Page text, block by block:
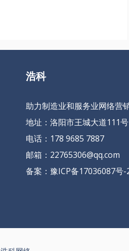
浩科
助力制造业和服务业网络营
地址：洛阳市王城大道111号
电话：178 9685 7887
邮箱：22765306@qq.com
备案： 豫ICP备17036087号-